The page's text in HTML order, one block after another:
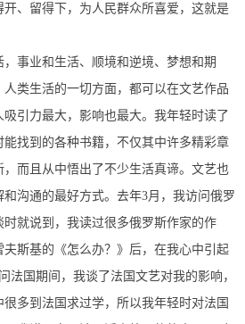
、留得下，为人民群众所喜爱，这就是
事业和生活、顺境和逆境、梦想和期
类生活的一切方面，都可以在文艺作品
引力最大，影响也最大。我年轻时读了
找到的各种书籍，不仅其中许多精彩章
而且从中悟出了不少生活真谛。文艺也
沟通的最好方式。去年3月，我访问俄罗
就说到，我读过很多俄罗斯作家的作
斯基的《怎么办？》后，在我心中引起
法国期间，我谈了法国文艺对我的影响，
多到法国求过学，所以我年轻时对法国